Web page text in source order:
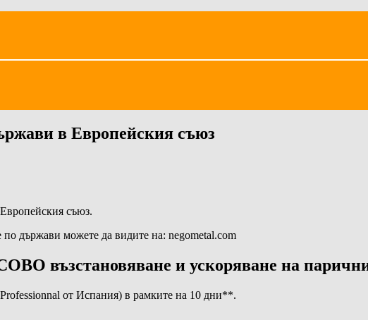
в Европейския съюз
съюз.
държави можете да видите на: negometal.com
възстановяване и ускоряване на
от Испания) в рамките на 10 дни**.